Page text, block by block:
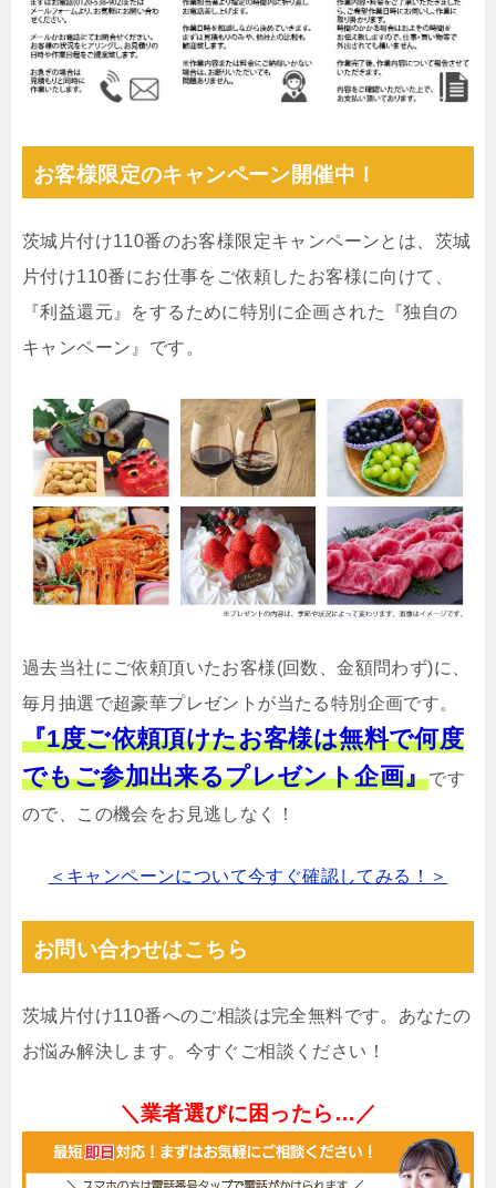
お客様限定のキャンペーン開催中！
茨城片付け110番のお客様限定キャンペーンとは、茨城
片付け110番にお仕事をご依頼したお客様に向けて、
『利益還元』をするために特別に企画された『独自の
キャンペーン』です。
過去当社にご依頼頂いたお客様(回数、金額問わず)に、
毎月抽選で超豪華プレゼントが当たる特別企画です。
『1度ご依頼頂けたお客様は無料で何度
でもご参加出来るプレゼント企画』です
ので、この機会をお見逃しなく！
＜キャンペーンについて今すぐ確認してみる！＞
お問い合わせはこちら
茨城片付け110番へのご相談は完全無料です。あなたの
お悩み解決します。今すぐご相談ください！
＼業者選びに困ったら…／